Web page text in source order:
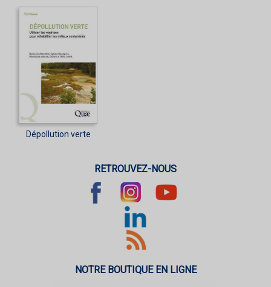
Dépollution verte
RETROUVEZ-NOUS
NOTRE BOUTIQUE EN LIGNE